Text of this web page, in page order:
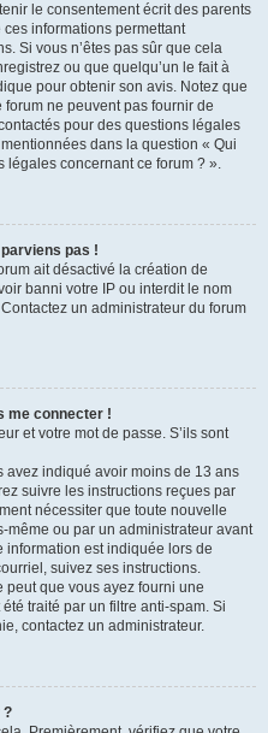
le consentement écrit des parents
informations permettant
Si vous n’êtes pas sûr que cela
ou que quelqu’un le fait à
pour obtenir son avis. Notez que
ne peuvent pas fournir de
pour des questions légales
dans la question « Qui
légales concernant ce forum ? ».
pas !
ait désactivé la création de
banni votre IP ou interdit le nom
un administrateur du forum
me connecter !
et votre mot de passe. S’ils sont
avez indiqué avoir moins de 13 ans
suivre les instructions reçues par
nécessiter que toute nouvelle
même ou par un administrateur avant
information est indiquée lors de
suivez ses instructions.
peut que vous ayez fourni une
traité par un filtre anti-spam. Si
contactez un administrateur.
?